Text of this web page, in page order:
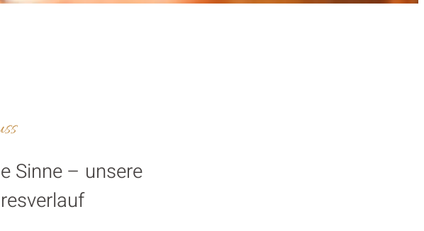
Sinne – unsere